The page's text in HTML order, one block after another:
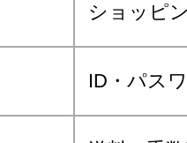
ショッピ
ID・パス